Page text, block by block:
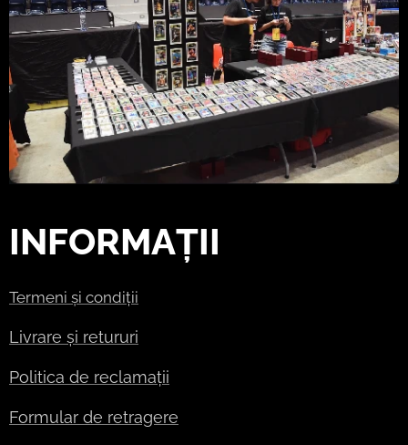
INFORMAȚII
Termeni și condiții
Livrare și retururi
Politica de reclamații
Formular de retragere